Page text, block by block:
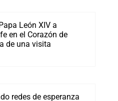
León XIV a
en el Corazón de
de una visita
redes de esperanza